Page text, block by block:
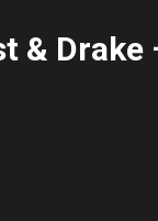
& Drake